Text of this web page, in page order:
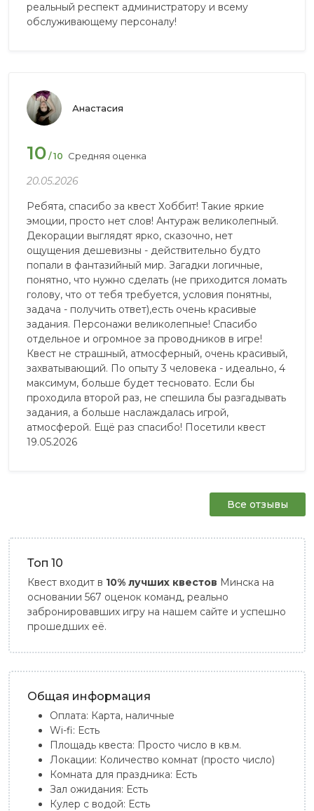
реальный респект администратору и всему
обслуживающему персоналу!
Анастасия
10 / 10 Средняя оценка
20.05.2026
Ребята, спасибо за квест Хоббит! Такие яркие
эмоции, просто нет слов! Антураж великолепный.
Декорации выглядят ярко, сказочно, нет
ощущения дешевизны - действительно будто
попали в фантазийный мир. Загадки логичные,
понятно, что нужно сделать (не приходится ломать
голову, что от тебя требуется, условия понятны,
задача - получить ответ),есть очень красивые
задания. Персонажи великолепные! Спасибо
отдельное и огромное за проводников в игре!
Квест не страшный, атмосферный, очень красивый,
захватывающий. По опыту 3 человека - идеально, 4
максимум, больше будет тесновато. Если бы
проходила второй раз, не спешила бы разгадывать
задания, а больше наслаждалась игрой,
атмосферой. Ещё раз спасибо! Посетили квест
19.05.2026
Все отзывы
Топ 10
Квест входит в 10% лучших квестов Минска на
основании 567 оценок команд, реально
забронировавших игру на нашем сайте и успешно
прошедших её.
Общая информация
Оплата: Карта, наличные
Wi-fi: Есть
Площадь квеста: Просто число в кв.м.
Локации: Количество комнат (просто число)
Комната для праздника: Есть
Зал ожидания: Есть
Кулер с водой: Есть